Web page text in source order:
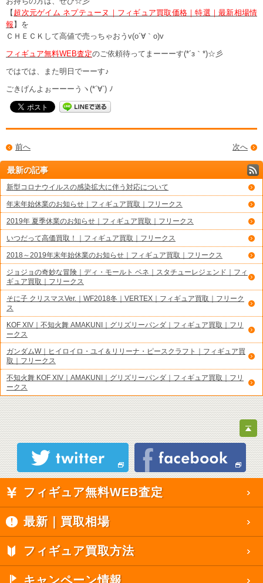
【 超次元ゲイム ネプテューヌ｜フィギュア買取価格｜特選｜最新相場情
報 】を
ＣＨＥＣＫして高値で売っちゃおうv(o´∀｀o)v
フィギュア無料WEB査定のご依頼待ってまーーーす(*´з｀*)☆彡
ではでは、また明日でーーす♪
ごきげんよぉーーーうヽ(*´∀`) ﾉ
次へ
前へ
最新の記事
新型コロナウイルスの感染拡大に伴う対応について
年末年始休業のお知らせ｜フィギュア買取｜フリークス
2019年 夏季休業のお知らせ｜フィギュア買取｜フリークス
いつだって高価買取！｜フィギュア買取｜フリークス
2018～2019年末年始休業のお知らせ｜フィギュア買取｜フリークス
ジョジョの奇妙な冒険｜ディ・モールト ベネ｜スタチューレジェンド｜フィ
ギュア買取｜フリークス
そに子 クリスマスVer.｜WF2018冬｜VERTEX｜フィギュア買取｜フリーク
ス
KOF XIV｜不知火舞 AMAKUNI｜グリズリーパンダ｜フィギュア買取｜フリ
ークス
ガンダムW｜ヒイロイロ・ユイ＆リリーナ・ピースクラフト｜フィギュア買
取｜フリークス
不知火舞 KOF XIV｜AMAKUNI｜グリズリーパンダ｜フィギュア買取｜フリ
ークス
フィギュア無料WEB査定
最新｜買取相場
フィギュア買取方法
キャンペーン情報